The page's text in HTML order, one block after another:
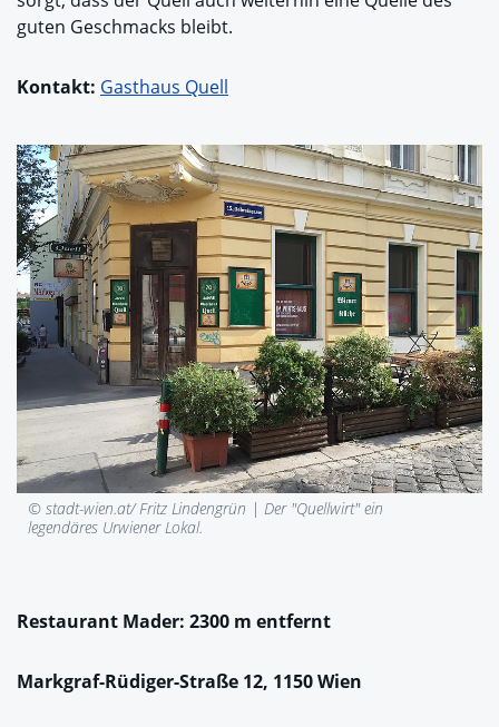
guten Geschmacks bleibt.
Kontakt: Gasthaus Quell
© stadt-wien.at/ Fritz Lindengrün | Der "Quellwirt" ein
legendäres Urwiener Lokal.
Restaurant Mader: 2300 m entfernt
Markgraf-Rüdiger-Straße 12, 1150 Wien